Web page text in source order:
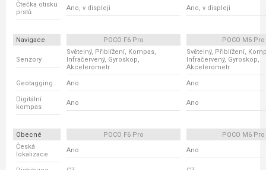
Čtečka otisku
prstů
Ano, v displeji Ano, v displeji
Navigace POCO F6 Pro POCO M6 Pro
Senzory
Světelný, Přiblížení, Kompas,
Infračervený, Gyroskop,
Akcelerometr
Světelný, Přiblížení,
Infračervený, Gyroskop,
Akcelerometr
Geotagging Ano Ano
Digitální
kompas
Ano Ano
Obecné POCO F6 Pro
POCO M6 Pro
Česká
lokalizace
Ano Ano